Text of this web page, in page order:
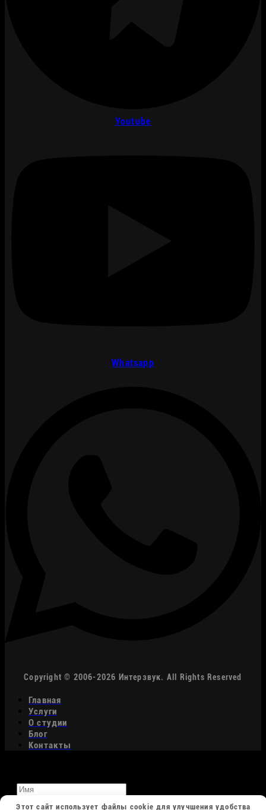
Youtube
Whatsapp
Copyright © 2006-2026 Интерзвук. All Rights Reserved
Главная
Услуги
О студии
Блог
Контакты
Телефон
Этот сайт использует файлы cookie для улучшения удобства